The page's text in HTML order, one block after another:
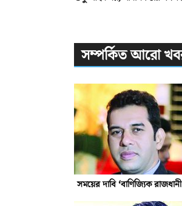
সম্পর্কিত আরো
সময়ের দাবি ‘বাণিজ্যিক রাজধানী